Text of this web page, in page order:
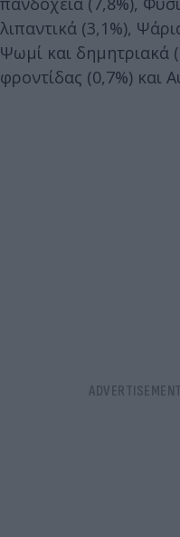
λιπαντικά (3,1%),
Ψωμί και δημητριακά
φροντίδας (0,7%) και